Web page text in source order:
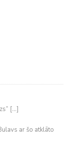
[…]
ar šo atklāto